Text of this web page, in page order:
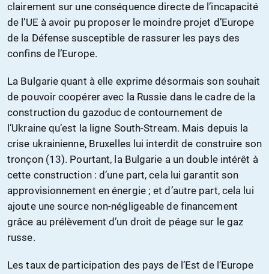
clairement sur une conséquence directe de l’incapacité
de l’UE à avoir pu proposer le moindre projet d’Europe
de la Défense susceptible de rassurer les pays des
confins de l’Europe.
La Bulgarie quant à elle exprime désormais son souhait
de pouvoir coopérer avec la Russie dans le cadre de la
construction du gazoduc de contournement de
l’Ukraine qu’est la ligne South-Stream. Mais depuis la
crise ukrainienne, Bruxelles lui interdit de construire son
tronçon (13). Pourtant, la Bulgarie a un double intérêt à
cette construction : d’une part, cela lui garantit son
approvisionnement en énergie ; et d’autre part, cela lui
ajoute une source non-négligeable de financement
grâce au prélèvement d’un droit de péage sur le gaz
russe.
Les taux de participation des pays de l’Est de l’Europe